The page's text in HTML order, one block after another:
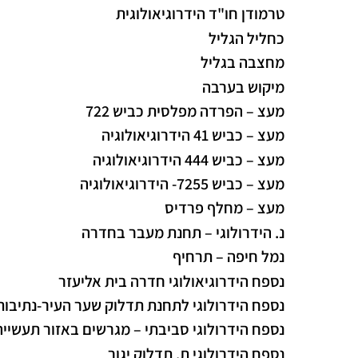
טרמודן חו"ד הידרוגיאולוגית
כחליל הגליל
מחצבה בגליל
מיקוש בערבה
מעצ – הפרדה מפלסית כביש 722
מעצ – כביש 41 הידרוגיאולוגיה
מעצ – כביש 444 הידרוגיאולוגיה
מעצ – כביש 7255- הידרוגיאולוגיה
מעצ – מחלף פרדיס
נ. הידרולוגי – תחנת מעבר בחדרה
נמל חיפה – תרחיף
נספח הידרוגיאולוגי חדרה בית אליעזר
נספח הידרולוגי לתחנת תדלוק שער העיר-
נספח הידרולוגי סביבתי – מגרשים באזור